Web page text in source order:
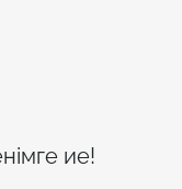
ие!